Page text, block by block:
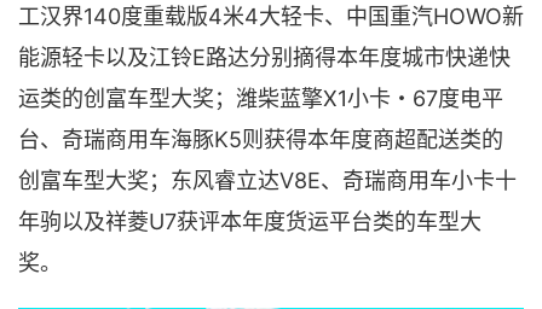
工汉界140度重载版4米4大轻卡、中国重汽HOWO新
能源轻卡以及江铃E路达分别摘得本年度城市快递快
运类的创富车型大奖；潍柴蓝擎X1小卡・67度电平
台、奇瑞商用车海豚K5则获得本年度商超配送类的
创富车型大奖；东风睿立达V8E、奇瑞商用车小卡十
年驹以及祥菱U7获评本年度货运平台类的车型大
奖。